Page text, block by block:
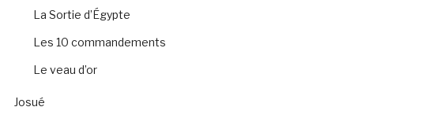
La Sortie d’Égypte
Les 10 commandements
Le veau d’or
Josué